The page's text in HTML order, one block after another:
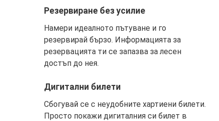
Резервиране без усилие
Намери идеалното пътуване и го
резервирай бързо. Информацията за
резервацията ти се запазва за лесен
достъп до нея.
Дигитални билети
Сбогувай се с неудобните хартиени билети.
Просто покажи дигиталния си билет в